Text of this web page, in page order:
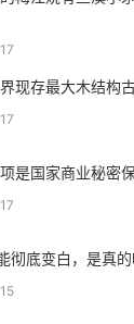
现存最大木结构
是国家商业秘密
彻底变白，是真